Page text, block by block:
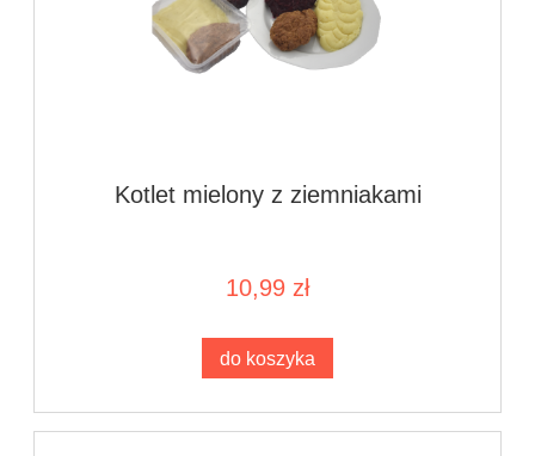
Kotlet mielony z ziemniakami
10,99 zł
do koszyka